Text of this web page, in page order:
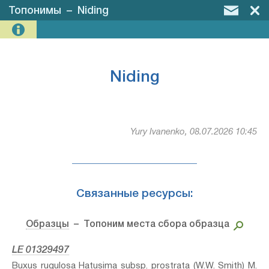
Топонимы – Niding
Niding
Yury Ivanenko, 08.07.2026 10:45
Связанные ресурсы:
Образцы – Топоним места сбора образца
LE 01329497
Buxus rugulosa Hatusima subsp. prostrata (W.W. Smith) M.